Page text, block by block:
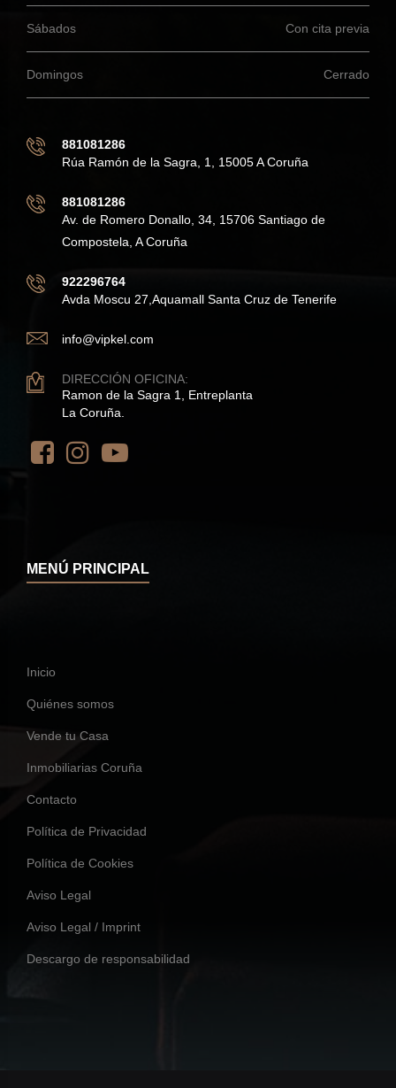
Sábados Con cita previa
Domingos Cerrado
881081286
Rúa Ramón de la Sagra, 1, 15005 A Coruña
881081286
Av. de Romero Donallo, 34, 15706 Santiago de
Compostela, A Coruña
922296764
Avda Moscu 27,Aquamall Santa Cruz de Tenerife
info@vipkel.com
DIRECCIÓN OFICINA:
Ramon de la Sagra 1, Entreplanta
La Coruña.
MENÚ PRINCIPAL
Inicio
Quiénes somos
Vende tu Casa
Inmobiliarias Coruña
Contacto
Política de Privacidad
Política de Cookies
Aviso Legal
Aviso Legal / Imprint
Descargo de responsabilidad